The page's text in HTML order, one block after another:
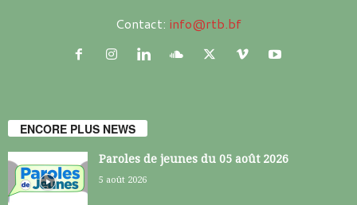
Contact: info@rtb.bf
ENCORE PLUS NEWS
Paroles de jeunes du 05 août 2026
5 août 2026